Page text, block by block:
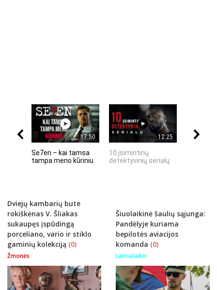
17:50
Se7en – kai tamsa
tampa meno kūriniu
12:25
10 įsimintinų
detektyvinių serialų
Dviejų kambarių bute
rokiškėnas V. Šliakas
sukaupęs įspūdingą
porceliano, vario ir stiklo
gaminių kolekciją (0)
Žmonės
Šiuolaikinė šaulių sąjunga:
Pandėlyje kuriama
bepilotės aviacijos
komanda (0)
Laisvalaikis